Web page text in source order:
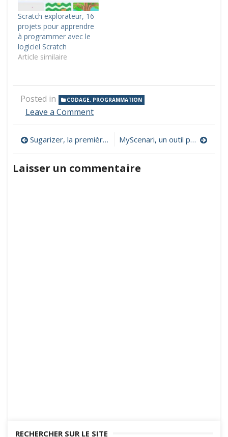
Scratch explorateur, 16
projets pour apprendre
à programmer avec le
logiciel Scratch
Article similaire
Posted in CODAGE, PROGRAMMATION
Leave a Commenton
logiciel
de
simulation
de
Navigation
de
l’article
Sugarizer, la première plateforme éducative pour enfant MyScenari, un outil pour scénariser un cours à distance
Laisser un commentaire
RECHERCHER SUR LE SITE